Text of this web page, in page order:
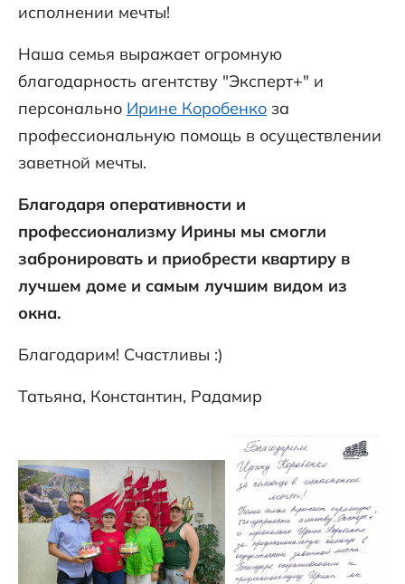
исполнении мечты!
Наша семья выражает огромную
благодарность агентству "Эксперт+" и
персонально Ирине Коробенко за
профессиональную помощь в осуществлении
заветной мечты.
Благодаря оперативности и
профессионализму Ирины мы смогли
забронировать и приобрести квартиру в
лучшем доме и самым лучшим видом из
окна.
Благодарим! Счастливы :)
Татьяна, Константин, Радамир